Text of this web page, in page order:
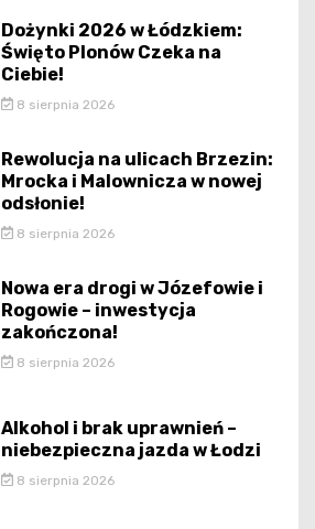
Dożynki 2026 w Łódzkiem:
Święto Plonów Czeka na
Ciebie!
8 sierpnia 2026
Rewolucja na ulicach Brzezin:
Mrocka i Malownicza w nowej
odsłonie!
8 sierpnia 2026
Nowa era drogi w Józefowie i
Rogowie – inwestycja
zakończona!
8 sierpnia 2026
Alkohol i brak uprawnień –
niebezpieczna jazda w Łodzi
8 sierpnia 2026